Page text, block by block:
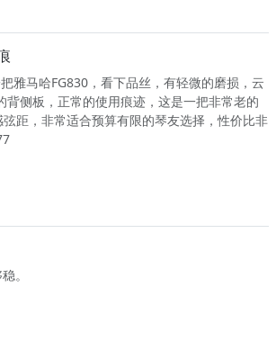
雅马哈FG830，看下品丝，有轻微的磨损，云
侧板，正常的使用痕迹，这是一把非常老的
距，非常适合预算有限的琴友选择，性价比非
。